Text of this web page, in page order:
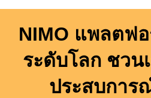
NIMO แพลตฟ
ระดับโลก ชวน
ประสบการ